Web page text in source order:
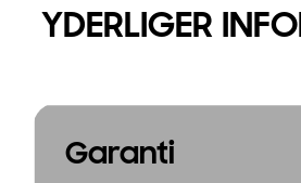
YDERLIGER
Garanti